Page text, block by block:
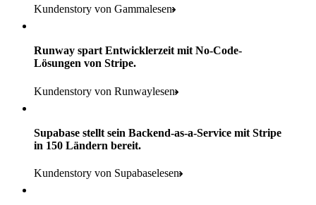
11.000+
Verwendete Produkte
Payments, Terminal, Connect, Radar und Stripe Sigma
Kundenstory lesen
Verbrauchermarken im Einzelhändler-Portfolio
Filialen
Payments, Terminal, Connect, Stripe Sigma, Radar und Link
Mehr als 600.000
Einzelhandelspartner mit fast 100.000 Geschäften
100 %
der Zahlungen für die Digital- und Printausgabe sind powered by
Kundenstory von Gammalesen
Runway spart Entwicklerzeit mit No-Code-
Lösungen von Stripe.
Kundenstory von Runwaylesen
Supabase stellt sein Backend-as-a-Service mit Stripe
in 150 Ländern bereit.
Kundenstory von Supabaselesen